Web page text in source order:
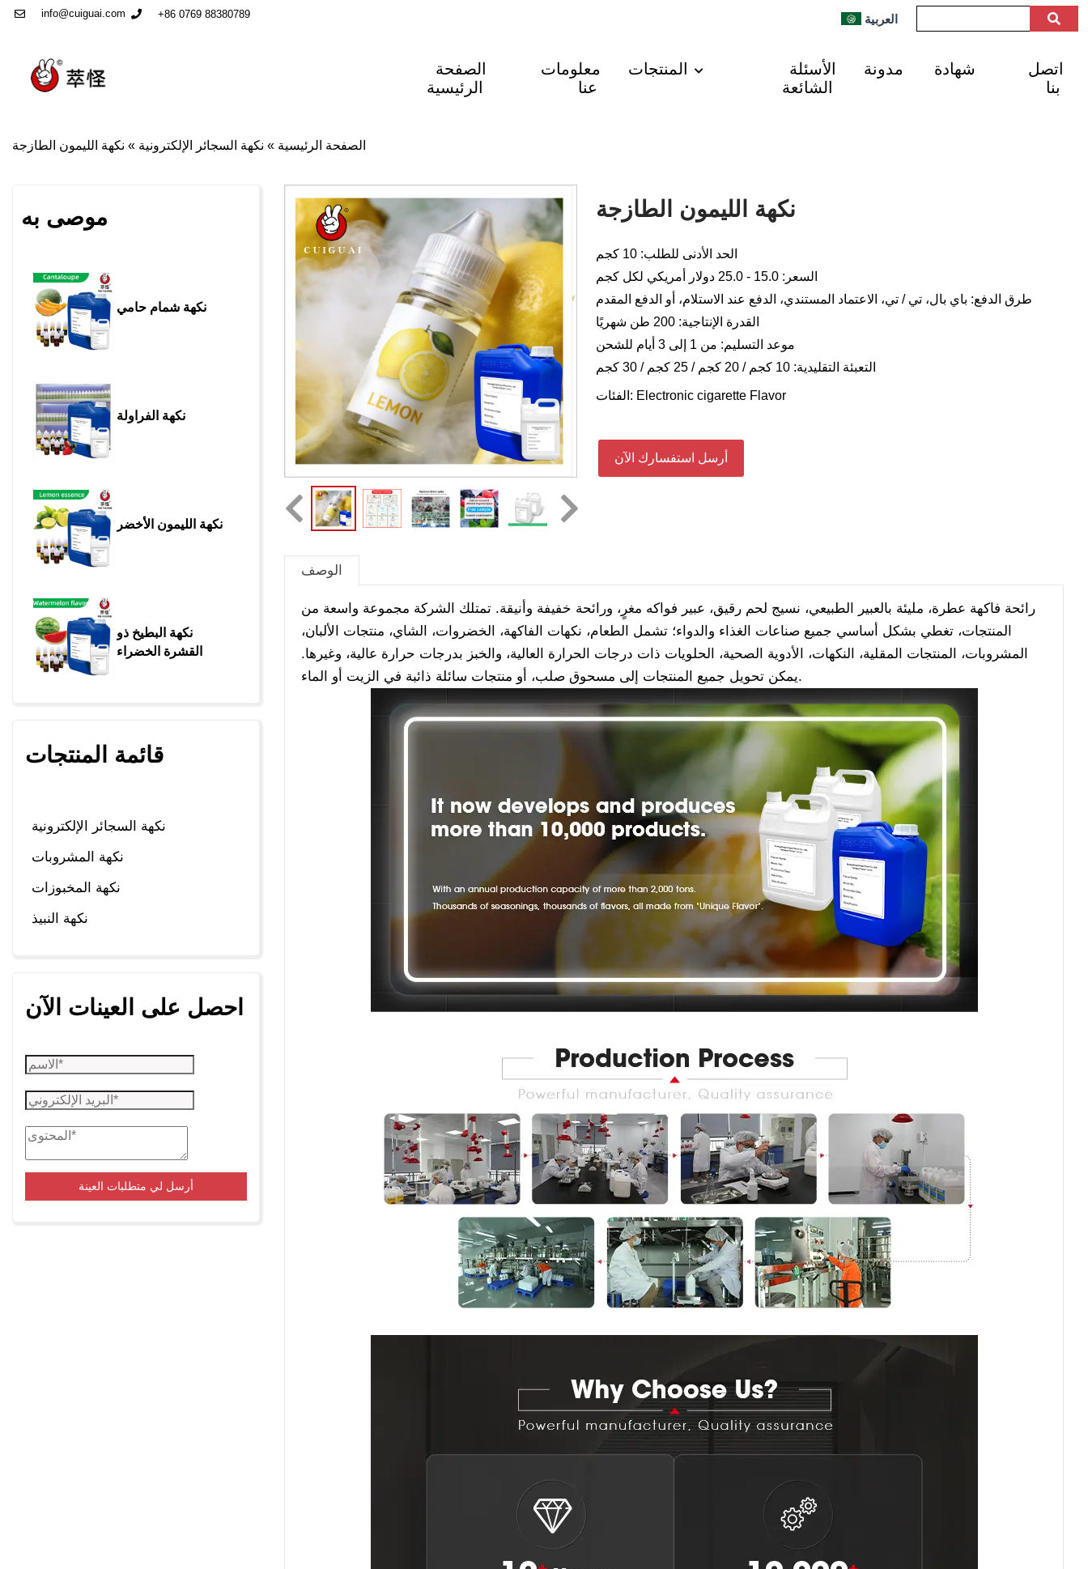
info@cuiguai.com +86 0769 88380789 العربية
الصفحة
الرئيسية
معلومات
عنا
المنتجات
الأسئلة
الشائعة
مدونة شهادة
اتصل
بنا
الصفحة الرئيسية » نكهة السجائر الإلكترونية » نكهة الليمون الطازجة
موصى به
نكهة شمام حامي
نكهة الفراولة
نكهة الليمون الأخضر
نكهة البطيخ ذو
القشرة الخضراء
قائمة المنتجات
نكهة السجائر الإلكترونية
نكهة المشروبات
نكهة المخبوزات
نكهة النبيذ
احصل على العينات الآن
أرسل لي متطلبات العينة
نكهة الليمون الطازجة
الحد الأدنى للطلب: 10 كجم
السعر: 15.0 - 25.0 دولار أمريكي لكل كجم
طرق الدفع: باي بال، تي / تي، الاعتماد المستندي، الدفع عند الاستلام، أو الدفع المقدم
القدرة الإنتاجية: 200 طن شهريًا
موعد التسليم: من 1 إلى 3 أيام للشحن
التعبئة التقليدية: 10 كجم / 20 كجم / 25 كجم / 30 كجم
الفئات: Electronic cigarette Flavor
أرسل استفسارك الآن
الوصف
رائحة فاكهة عطرة، مليئة بالعبير الطبيعي، نسيج لحم رقيق، عبير فواكه مغرٍ، ورائحة خفيفة وأنيقة. تمتلك الشركة مجموعة واسعة من
المنتجات، تغطي بشكل أساسي جميع صناعات الغذاء والدواء؛ تشمل الطعام، نكهات الفاكهة، الخضروات، الشاي، منتجات الألبان،
المشروبات، المنتجات المقلية، النكهات، الأدوية الصحية، الحلويات ذات درجات الحرارة العالية، والخبز بدرجات حرارة عالية، وغيرها.
يمكن تحويل جميع المنتجات إلى مسحوق صلب، أو منتجات سائلة ذائبة في الزيت أو الماء.